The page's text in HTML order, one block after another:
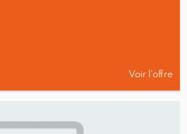
Voir l’offre